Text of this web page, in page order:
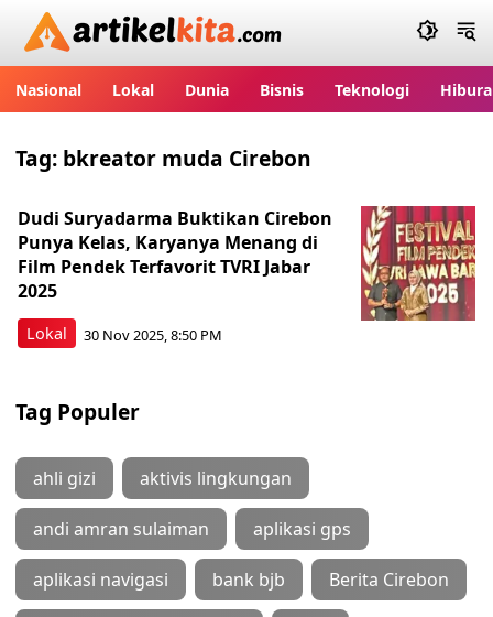
Artikelkita.com
Nasional Lokal Dunia Bisnis Teknologi
Tag: bkreator muda Cirebon
Lokal
Dudi Suryadarma Buktikan Cirebon
Punya Kelas, Karyanya Menang di
Film Pendek Terfavorit TVRI Jabar
2025
30 Nov 2025, 8:50 PM
Tag Populer
ahli gizi aktivis lingkungan
andi amran sulaiman aplikasi gps
aplikasi navigasi bank bjb Berita Cirebon